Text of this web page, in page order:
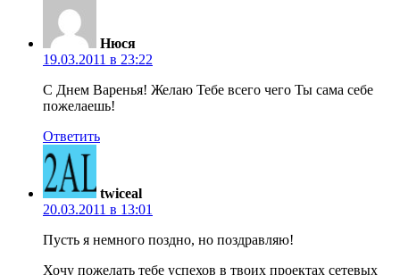
Нюся
19.03.2011 в 23:22
С Днем Варенья! Желаю Тебе всего чего Ты сама себе
пожелаешь!
Ответить
twiceal
20.03.2011 в 13:01
Пусть я немного поздно, но поздравляю!
Хочу пожелать тебе успехов в твоих проектах сетевых